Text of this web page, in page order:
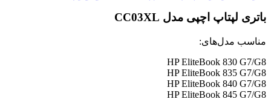
باتری لپتاپ اچپی مدل CC03XL
مناسب مدل‌های:
HP EliteBook 830 G7/G8
HP EliteBook 835 G7/G8
HP EliteBook 840 G7/G8
HP EliteBook 845 G7/G8